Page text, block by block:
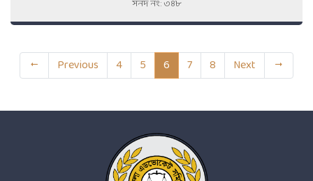
সনদ নং: ৩৪৮
Previous 4 5 6 7 8 Next